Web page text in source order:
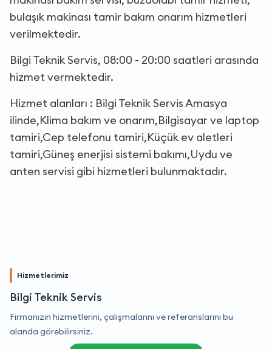
bulaşık makinası tamir bakım onarım hizmetleri
verilmektedir.
Bilgi Teknik Servis, 08:00 - 20:00 saatleri arasında
hizmet vermektedir.
Hizmet alanları : Bilgi Teknik Servis Amasya
ilinde,Klima bakım ve onarım,Bilgisayar ve laptop
tamiri,Cep telefonu tamiri,Küçük ev aletleri
tamiri,Güneş enerjisi sistemi bakımı,Uydu ve
anten servisi gibi hizmetleri bulunmaktadır.
Hizmetlerimiz
Bilgi Teknik Servis
Firmanızın hizmetlerini, çalışmalarını ve referanslarını bu
alanda görebilirsiniz.